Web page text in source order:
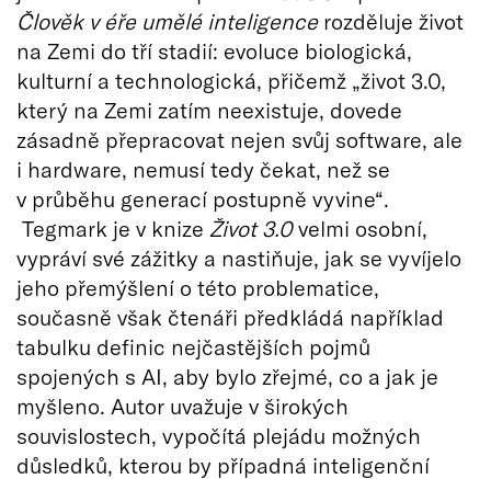
Člověk v éře umělé inteligencerozděluje život
na Zemi do tří stadií: evoluce biologická,
kulturní a technologická, přičemž „život 3.0,
který na Zemi zatím neexistuje, dovede
zásadně přepracovat nejen svůj software, ale
i hardware, nemusí tedy čekat, než se
v průběhu generací postupně vyvine“.
Tegmark je v knize Život 3.0velmi osobní,
vypráví své zážitky a nastiňuje, jak se vyvíjelo
jeho přemýšlení o této problematice,
současně však čtenáři předkládá například
tabulku definic nejčastějších pojmů
spojených s AI, aby bylo zřejmé, co a jak je
myšleno. Autor uvažuje v širokých
souvislostech, vypočítá plejádu možných
důsledků, kterou by případná inteligenční